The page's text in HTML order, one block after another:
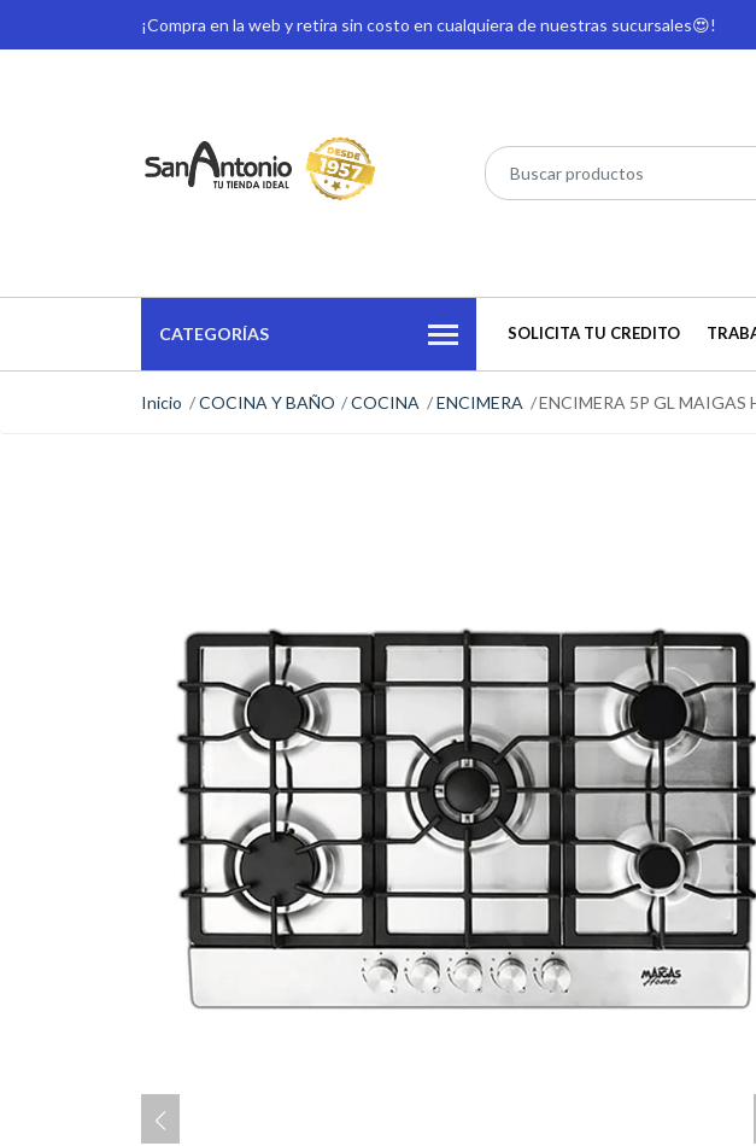
¡Compra en la web y retira sin costo en cualquiera de nuestras sucursales😍!
CATEGORÍAS SOLICITA TU CREDITO
Inicio COCINA Y BAÑO COCINA ENCIMERA ENCIMERA 5P GL MAIGAS